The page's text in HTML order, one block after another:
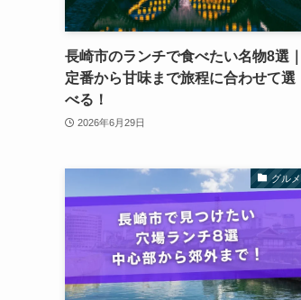
長崎市のランチで食べたい名物8選｜
定番から甘味まで旅程に合わせて選
べる！
2026年6月29日
グルメ